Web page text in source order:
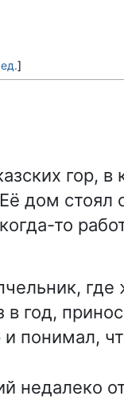
]
гор, в
дом стоял
то
год,
понимал,
недалеко